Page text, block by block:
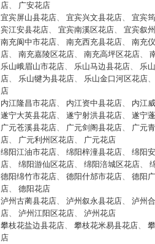
店、 广安花店
宜宾屏山县花店、 宜宾兴文县花店、 宜宾
宾江安县花店、 宜宾南溪区花店、 宜宾叙
南充阆中市花店、 南充西充县花店、 南充
店、 南充嘉陵区花店、 南充高坪区花店、
乐山峨眉山市花店、 乐山马边县花店、 乐
店、 乐山犍为县花店、 乐山金口河区花店、
店
内江隆昌市花店、 内江资中县花店、 内江
遂宁大英县花店、 遂宁射洪县花店、 遂宁
广元苍溪县花店、 广元剑阁县花店、 广元
店、 广元利州区花店、 广元花店
绵阳江油市花店、 绵阳梓潼县花店、 绵阳
店、 绵阳游仙区花店、 绵阳涪城区花店、
德阳绵竹市花店、 德阳什邡市花店、 德阳
店、 德阳花店
泸州古蔺县花店、 泸州叙永县花店、 泸州
店、 泸州江阳区花店、 泸州花店
攀枝花盐边县花店、 攀枝花米易县花店、
店